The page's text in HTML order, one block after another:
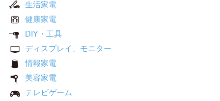
生活家電
健康家電
DIY・工具
ディスプレイ、モニター
情報家電
美容家電
テレビゲーム